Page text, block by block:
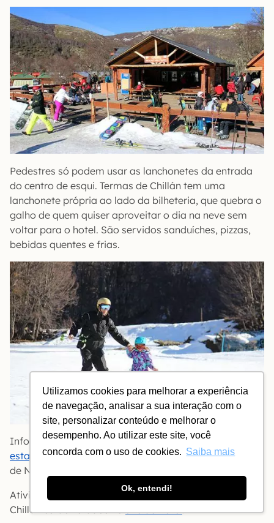
Utilizamos cookies para melhorar a experiência
de navegação, analisar a sua interação com o
site, personalizar conteúdo e melhorar o
desempenho. Ao utilizar este site, você
concorda com o uso de cookies. Saiba mais
Ok, entendi!
Pedestres só podem usar as lanchonetes da entrada
do centro de esqui. Termas de Chillán tem uma
lanchonete própria ao lado da bilheteria, que quebra o
galho de quem quiser aproveitar o dia na neve sem
voltar para o hotel. São servidos sanduíches, pizzas,
bebidas quentes e frias.
Informações sobre o centro de esqui, como
estado das pistasdevem ser consultadas na página
de Nevados de Chillán.
Atividades e passeios do Mountain Park de Termas de
Chillán estão listados nosite do hotel.